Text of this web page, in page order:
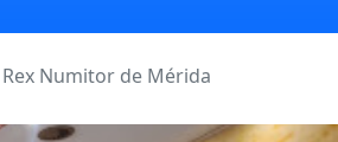
Numitor de Mérida